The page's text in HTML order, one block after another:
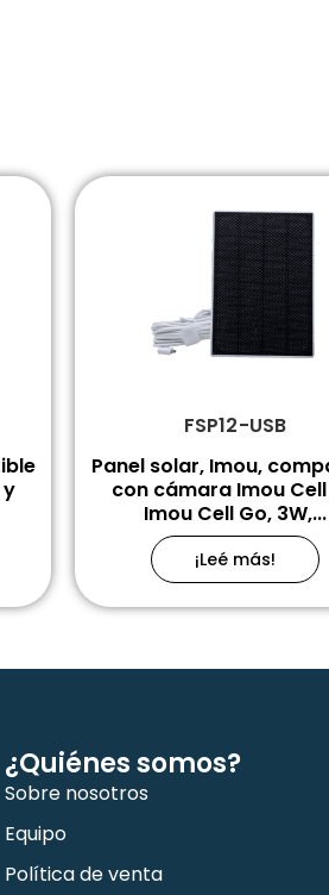
FSP12-USB
Panel solar, Imou,
con cámara Imou
Imou Cell Go, 3W,...
¡Leé más!
¿Quiénes somos?
Sobre nosotros
Equipo
Política de venta